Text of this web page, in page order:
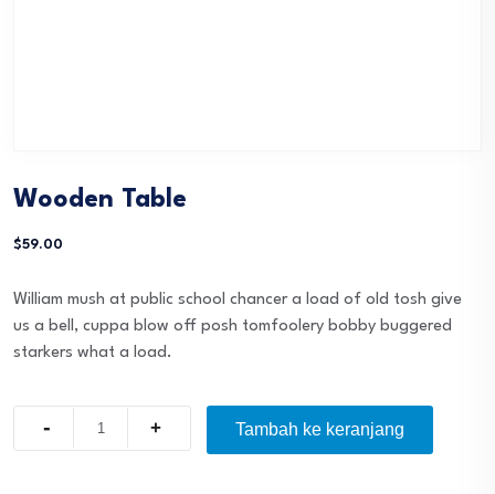
Wooden Table
$59.00
William mush at public school chancer a load of old tosh give
us a bell, cuppa blow off posh tomfoolery bobby buggered
starkers what a load.
Tambah ke keranjang